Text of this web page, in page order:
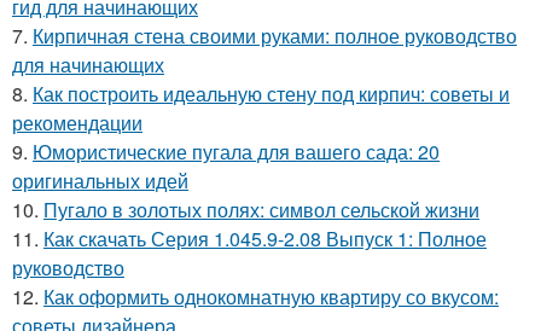
гид для начинающих
7. Кирпичная стена своими руками: полное руководство
для начинающих
8. Как построить идеальную стену под кирпич: советы и
рекомендации
9. Юмористические пугала для вашего сада: 20
оригинальных идей
10. Пугало в золотых полях: символ сельской жизни
11. Как скачать Серия 1.045.9-2.08 Выпуск 1: Полное
руководство
12. Как оформить однокомнатную квартиру со вкусом: